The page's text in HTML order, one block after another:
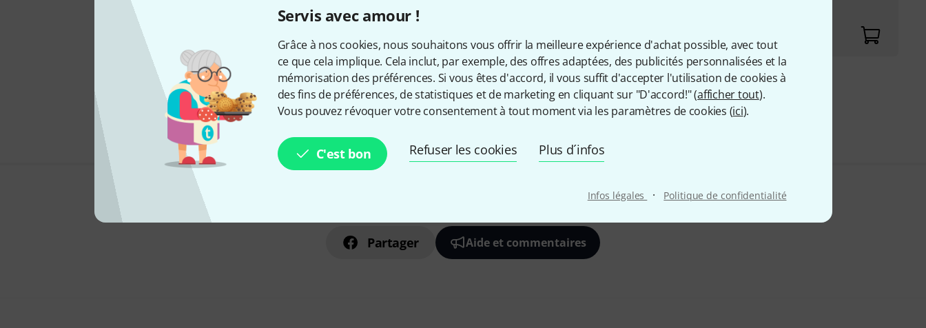
Servis avec amour !
Grâce à nos cookies, nous souhaitons vous offrir la meilleure expérience d'achat possible, avec tout
ce que cela implique. Cela inclut, par exemple, des offres adaptées, des publicités personnalisées et la
mémorisation des préférences. Si vous êtes d'accord, il vous suffit d'accepter l'utilisation de cookies à
des fins de préférences, de statistiques et de marketing en cliquant sur "D'accord!" (afficher tout).
Vous pouvez révoquer votre consentement à tout moment via les paramètres de cookies (ici).
C'est bon Refuser les cookies Plus d´infos
Infos légales · Politique de confidentialité
Disponible immédiatement
Envoi gratuit à partir de 69 €
Les prix sont indiqués avec TVA comprise
Partager Aide et commentaires